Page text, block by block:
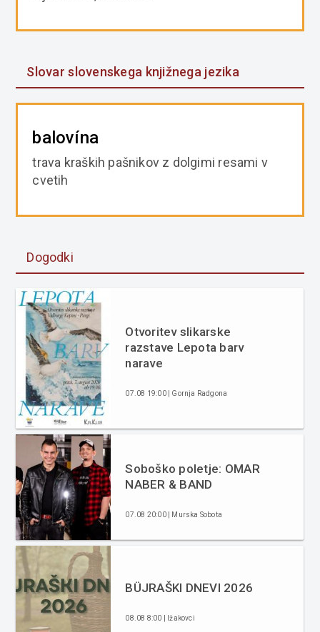
Slovar slovenskega knjižnega jezika
balovína
trava kraških pašnikov z dolgimi resami v
cvetih
Dogodki
Otvoritev slikarske
razstave Lepota barv
narave
07.08 19:00 | Gornja Radgona
Soboško poletje: OMAR
NABER & BAND
07.08 20:00 | Murska Sobota
BÜJRAŠKI DNEVI 2026
08.08 8:00 | Ižakovci